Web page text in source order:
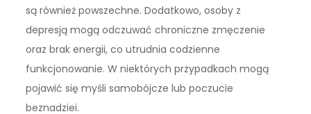
są również powszechne. Dodatkowo, osoby z
depresją mogą odczuwać chroniczne zmęczenie
oraz brak energii, co utrudnia codzienne
funkcjonowanie. W niektórych przypadkach mogą
pojawić się myśli samobójcze lub poczucie
beznadziei.